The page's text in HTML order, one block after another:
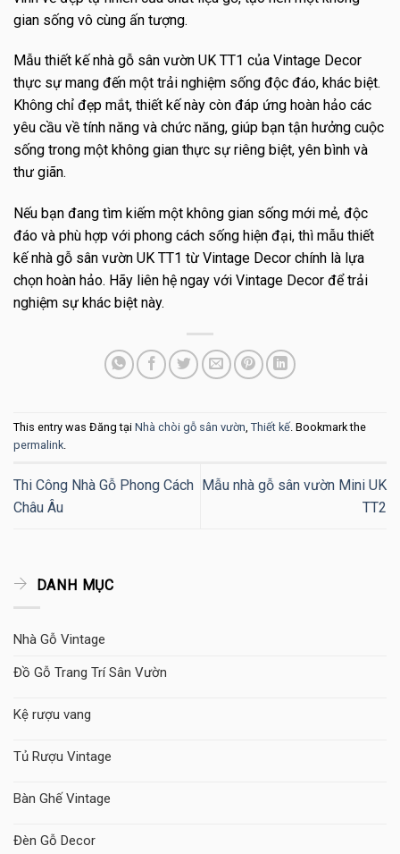
gian sống vô cùng ấn tượng.
Mẫu thiết kế nhà gỗ sân vườn UK TT1 của Vintage Decor
thực sự mang đến một trải nghiệm sống độc đáo, khác biệt.
Không chỉ đẹp mắt, thiết kế này còn đáp ứng hoàn hảo các
yêu cầu về tính năng và chức năng, giúp bạn tận hưởng cuộc
sống trong một không gian thực sự riêng biệt, yên bình và
thư giãn.
Nếu bạn đang tìm kiếm một không gian sống mới mẻ, độc
đáo và phù hợp với phong cách sống hiện đại, thì mẫu thiết
kế nhà gỗ sân vườn UK TT1 từ Vintage Decor chính là lựa
chọn hoàn hảo. Hãy liên hệ ngay với Vintage Decor để trải
nghiệm sự khác biệt này.
This entry was Đăng tại Nhà chòi gỗ sân vườn, Thiết kế. Bookmark the
permalink.
Thi Công Nhà Gỗ Phong Cách
Châu Âu
Mẫu nhà gỗ sân vườn Mini UK
TT2
DANH MỤC
Nhà Gỗ Vintage
Đồ Gỗ Trang Trí Sân Vườn
Kệ rượu vang
Tủ Rượu Vintage
Bàn Ghế Vintage
Đèn Gỗ Decor